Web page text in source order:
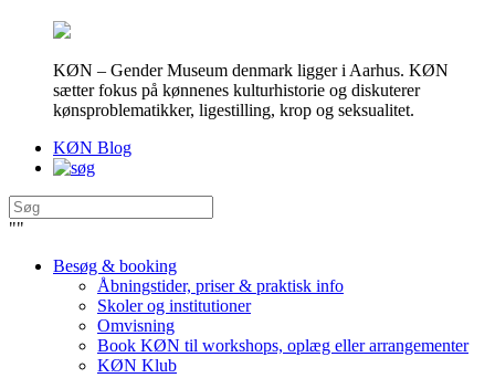
KØN – Gender Museum denmark ligger i Aarhus. KØN
sætter fokus på kønnenes kulturhistorie og diskuterer
kønsproblematikker, ligestilling, krop og seksualitet.
KØN Blog
""
Besøg & booking
Åbningstider, priser & praktisk info
Skoler og institutioner
Omvisning
Book KØN til workshops, oplæg eller arrangementer
KØN Klub